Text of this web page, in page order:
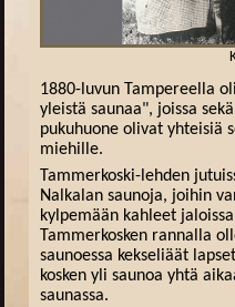
1880-luvun Tampereella
yleistä saunaa", joissa
pukuhuone olivat yhteisiä
miehille.
Tammerkoski-lehden
Nalkalan saunoja, joihin
kylpemään kahleet
Tammerkosken rannalla
saunoessa kekseliäät
kosken yli saunoa yhtä
saunassa.